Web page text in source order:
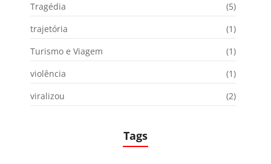
Tragédia
(5)
trajetória
(1)
Turismo e Viagem
(1)
violência
(1)
viralizou
(2)
Tags